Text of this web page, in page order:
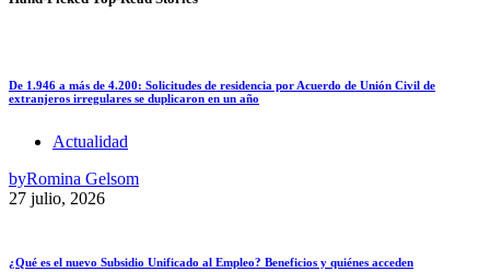
De 1.946 a más de 4.200: Solicitudes de residencia por Acuerdo de Unión Civil de
extranjeros irregulares se duplicaron en un año
Actualidad
byRomina Gelsom
27 julio, 2026
¿Qué es el nuevo Subsidio Unificado al Empleo? Beneficios y quiénes acceden